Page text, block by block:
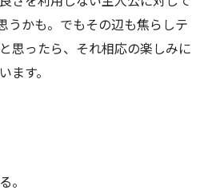
うかも。でもその辺も焦らしテ
思ったら、それ相応の楽しみに
ます。
。